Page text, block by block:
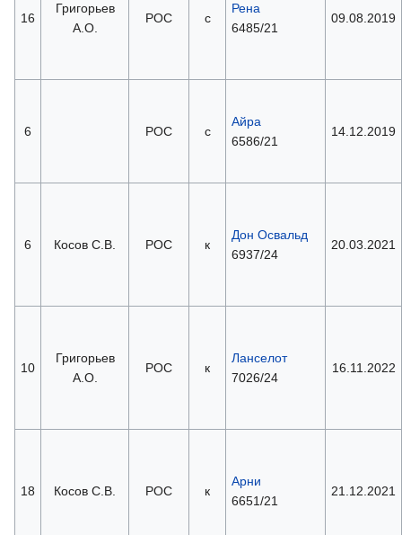
16
Григорьев
А.О.
РОС с
Рена
6485/21
09.08.2019
6 РОС с
Айра
6586/21
14.12.2019
6 Косов С.В. РОС к
Дон Освальд
6937/24
20.03.2021
10
Григорьев
А.О.
РОС к
Ланселот
7026/24
16.11.2022
18 Косов С.В. РОС к
Арни
6651/21
21.12.2021